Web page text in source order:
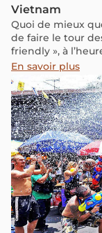
Vietnam
Quoi de mieux
de faire le tour
friendly », à
l’environnement
? Vietnam
tourisme
des prestations
populations
En savoir plus